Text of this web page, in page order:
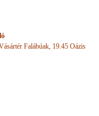
Falábúak, 19.45 Oázis